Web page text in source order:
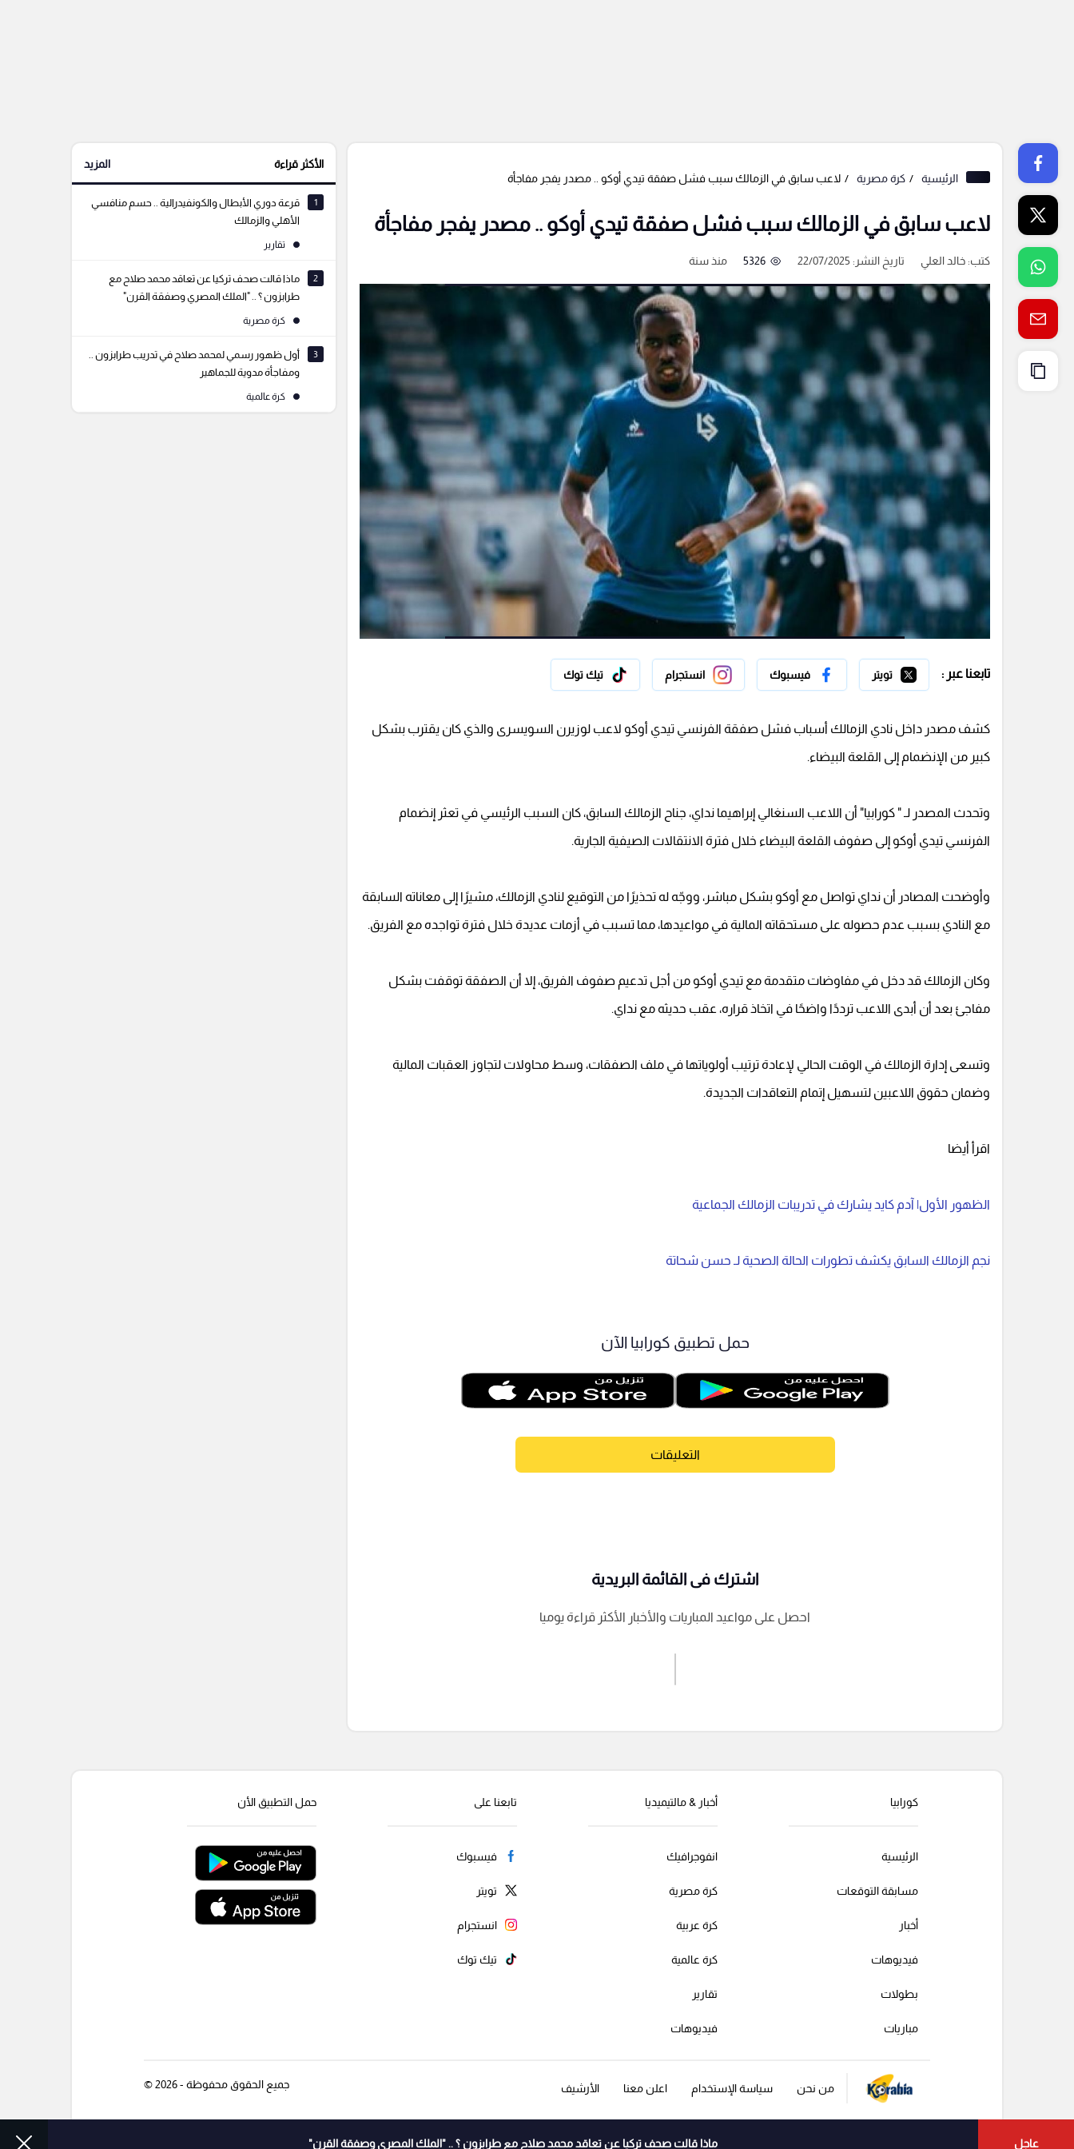
الرئيسية كرة مصرية لاعب سابق في الزمالك سبب فشل صفقة تيدي أوكو .. مصدر يفجر مفاجأة
لاعب سابق في الزمالك سبب فشل صفقة تيدي أوكو .. مصدر يفجر مفاجأة
كتب:خالد العلي تاريخ النشر: 22/07/2025 5326 منذ سنة
تابعنا عبر : تويتر فيسبوك انستجرام تيك توك
كشف مصدر داخل نادي الزمالك أسباب فشل صفقة الفرنسي تيدي أوكو لاعب لوزيرن السويسرى والذي كان يقترب بشكل
كبير من الإنضمام إلى القلعة البيضاء.
وتحدث المصدر لـ " كورابيا" أن اللاعب السنغالي إبراهيما نداي، جناح الزمالك السابق، كان السبب الرئيسي في تعثر إنضمام
الفرنسي تيدي أوكو إلى صفوف القلعة البيضاء خلال فترة الانتقالات الصيفية الجارية.
وأوضحت المصادر أن نداي تواصل مع أوكو بشكل مباشر، ووجّه له تحذيرًا من التوقيع لنادي الزمالك، مشيرًا إلى معاناته السابقة
مع النادي بسبب عدم حصوله على مستحقاته المالية في مواعيدها، مما تسبب في أزمات عديدة خلال فترة تواجده مع الفريق.
وكان الزمالك قد دخل في مفاوضات متقدمة مع تيدي أوكو من أجل تدعيم صفوف الفريق، إلا أن الصفقة توقفت بشكل
مفاجئ بعد أن أبدى اللاعب ترددًا واضحًا في اتخاذ قراره، عقب حديثه مع نداي.
وتسعى إدارة الزمالك في الوقت الحالي لإعادة ترتيب أولوياتها في ملف الصفقات، وسط محاولات لتجاوز العقبات المالية
وضمان حقوق اللاعبين لتسهيل إتمام التعاقدات الجديدة.
اقرأ أيضا
الظهور الأول| آدم كايد يشارك في تدريبات الزمالك الجماعية
نجم الزمالك السابق يكشف تطورات الحالة الصحية لـ حسن شحاتة
حمل تطبيق كورابيا الآن
التعليقات
إرسال تعليق
اشترك فى القائمة البريدية
احصل على مواعيد المباريات والأخبار الأكثر قراءة يوميا
الأكثر قراءة المزيد
1
قرعة دوري الأبطال والكونفيدرالية .. حسم منافسي
الأهلي والزمالك
تقارير
2
ماذا قالت صحف تركيا عن تعاقد محمد صلاح مع
طرابزون ؟ .. "الملك المصري وصفقة القرن"
كرة مصرية
3
أول ظهور رسمي لمحمد صلاح في تدريب طرابزون ..
ومفاجأة مدوية للجماهير
كرة عالمية
عاجل ماذا قالت صحف تركيا عن تعاقد محمد صلاح مع طرابزون ؟ .. "الملك المصري وصفقة القرن"
كورابيا
الرئيسية
مسابقة التوقعات
أخبار
فيديوهات
بطولات
مباريات
أخبار & مالتيميديا
انفوجرافيك
كرة مصرية
كرة عربية
كرة عالمية
تقارير
فيديوهات
تابعنا على
فيسبوك
تويتر
انستجرام
تيك توك
حمل التطبيق الأن
من نحن سياسة الإستخدام اعلن معنا الأرشيف جميع الحقوق محفوظة - 2026 ©